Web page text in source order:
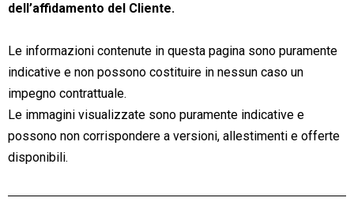
dell’affidamento del Cliente.
Le informazioni contenute in questa pagina sono puramente
indicative e non possono costituire in nessun caso un
impegno contrattuale.
Le immagini visualizzate sono puramente indicative e
possono non corrispondere a versioni, allestimenti e offerte
disponibili.